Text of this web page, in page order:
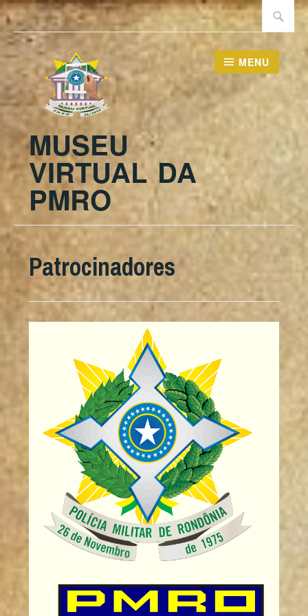
Ir
para
conteúdo
por:
MUSEU
VIRTUAL DA
PMRO
MENU
Patrocinadores